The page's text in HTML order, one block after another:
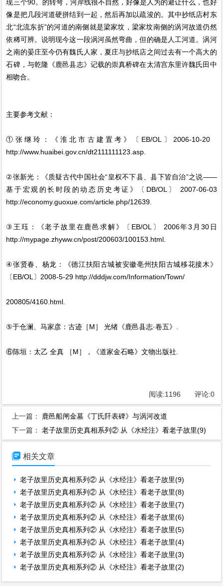
现三个90。的转弯，河岸线很不自然，好像是人为的避让什么，也好
像是把几段河道硬拼结到一起，然后再加以疏浚的。其中抄纸店村东
北“北流东折”的河道的南侧就是梁家坟，梁家坟南侧的涡河故道仍然
依稀可辨。说明现今这一段涡河虽然弯曲，但的确是人工河道。涡河
之南的晏庄至今仍有魏氏人家，夏庄与抄纸店之间过去有一个高大的
石碑，与乾隆《鹿邑县志》记载的崇真桥碑在太清宫东里许魏氏田中
相吻合。
主要参考文献：
①张继玲：《淮北市古建置考》〔EB/OL〕2006-10-20
http://www.huaibei.gov.cn/dt2111111123.asp.
②张新光：《质疑古代中国社会“皇权不下县、县下皆自治”之说——
基于宏观的长时段的动态历史考证》〔DB/OL〕 2007-06-03
http://economy.guoxue.com/article.php/12639.
③王珏：《老子故里在鹿邑求解》〔EB/OL〕 2006年3月30日
http://mypage.zhyww.cn/post/200603/100153.html.
④张贤春、杨龙：《德江扶阳古城被安徽亳州扶阳古城移花接木》
〔EB/OL〕2008-5-29 http://dddjw.com/Information/Town/
200805/4160.html.
⑤于仓澜、马家彦：古迹［M］ 光绪《鹿邑县志·卷五》.
⑥陈垣：太乙 全真 ［M］，《道家金石略》文物出版社.
阅读:1196 评论:0
上一篇： 鹿邑船闸金墓《丁氏阡表碑》与涡河改道
下一篇：老子故里历史真相系列② 从《水经注》看老子故里(9)
 相关文章
老子故里历史真相系列② 从《水经注》看老子故里(9)
老子故里历史真相系列② 从《水经注》看老子故里(8)
老子故里历史真相系列② 从《水经注》看老子故里(7)
老子故里历史真相系列② 从《水经注》看老子故里(6)
老子故里历史真相系列② 从《水经注》看老子故里(5)
老子故里历史真相系列② 从《水经注》看老子故里(4)
老子故里历史真相系列② 从《水经注》看老子故里(3)
老子故里历史真相系列② 从《水经注》看老子故里(2)